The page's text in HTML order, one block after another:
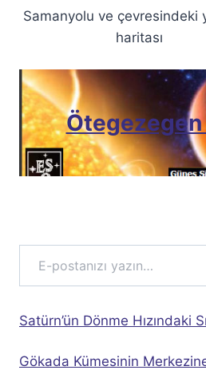
Samanyolu ve çevresindeki
haritası
E-postanızı yazın…
Satürn’ün Dönme Hızındaki
Gökada Kümesinin